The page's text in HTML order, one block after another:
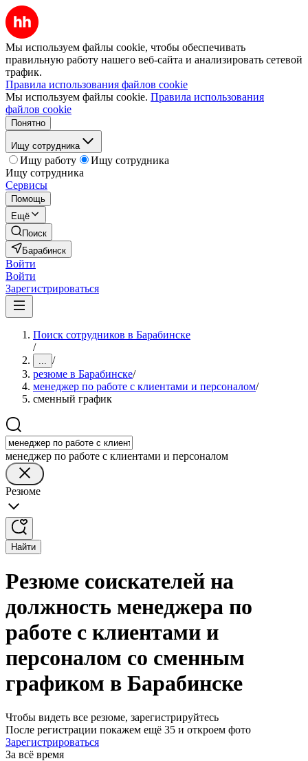
Мы используем файлы cookie, чтобы обеспечивать
правильную работу нашего веб-сайта и анализировать сетевой
трафик.
Правила использования файлов cookie
Мы используем файлы cookie. Правила использования
файлов cookie
Понятно
Ищу сотрудника
Ищу работу
Ищу сотрудника
Ищу сотрудника
Сервисы
Помощь
Ещё
Поиск
Барабинск
Войти
Войти
Зарегистрироваться
Поиск сотрудников в Барабинске
/
... /
резюме в Барабинске/
менеджер по работе с клиентами и персоналом/
сменный график
менеджер по работе с клиентами и персоналом
Резюме
Найти
Резюме соискателей на
должность менеджера по
работе с клиентами и
персоналом со сменным
графиком в Барабинске
Чтобы видеть все резюме, зарегистрируйтесь
После регистрации покажем ещё 35 и откроем фото
Зарегистрироваться
За всё время